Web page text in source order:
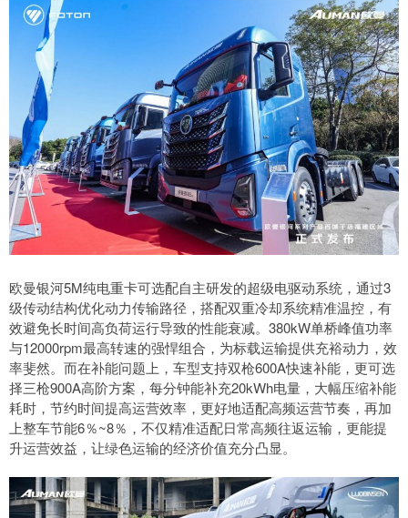
欧曼银河5M纯电重卡可选配自主研发的超级电驱动系统，通过3
级传动结构优化动力传输路径，搭配双重冷却系统精准温控，有
效避免长时间高负荷运行导致的性能衰减。380kW单桥峰值功率
与12000rpm最高转速的强悍组合，为标载运输提供充裕动力，效
率斐然。而在补能问题上，车型支持双枪600A快速补能，更可选
择三枪900A高阶方案，每分钟能补充20kWh电量，大幅压缩补能
耗时，节约时间提高运营效率，更好地适配高频运营节奏，再加
上整车节能6％~8％，不仅精准适配日常高频往返运输，更能提
升运营效益，让绿色运输的经济价值充分凸显。